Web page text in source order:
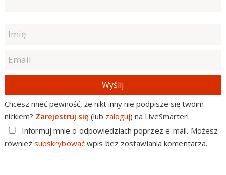
Wyślij
Chcesz mieć pewność, że nikt inny nie podpisze się twoim
nickiem? Zarejestruj się (lub zaloguj) na LiveSmarter!
Informuj mnie o odpowiedziach poprzez e-mail. Możesz
również subskrybowaćwpis bez zostawiania komentarza.